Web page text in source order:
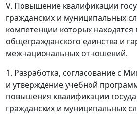
V. Повышение квалификации
гражданских и муниципальных
компетенции которых
общегражданского единства и
межнациональных отношений.
1. Разработка, согласование с
и утверждение учебной
повышения квалификации
гражданских и муниципальных